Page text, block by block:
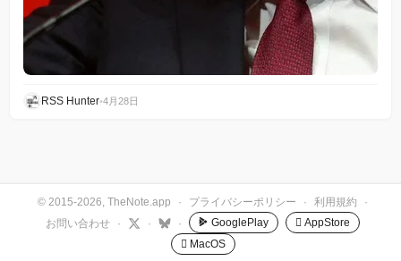
RSS Hunter•4月28日
© 2015-2026, TheNote.app · プライバシーポリシー · 利用規約
·
お問い合わせ
· · · GooglePlay
 AppStore
 MacOS